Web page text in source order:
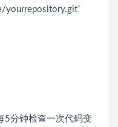
yourrepository.git`
5分钟检查一次代码变